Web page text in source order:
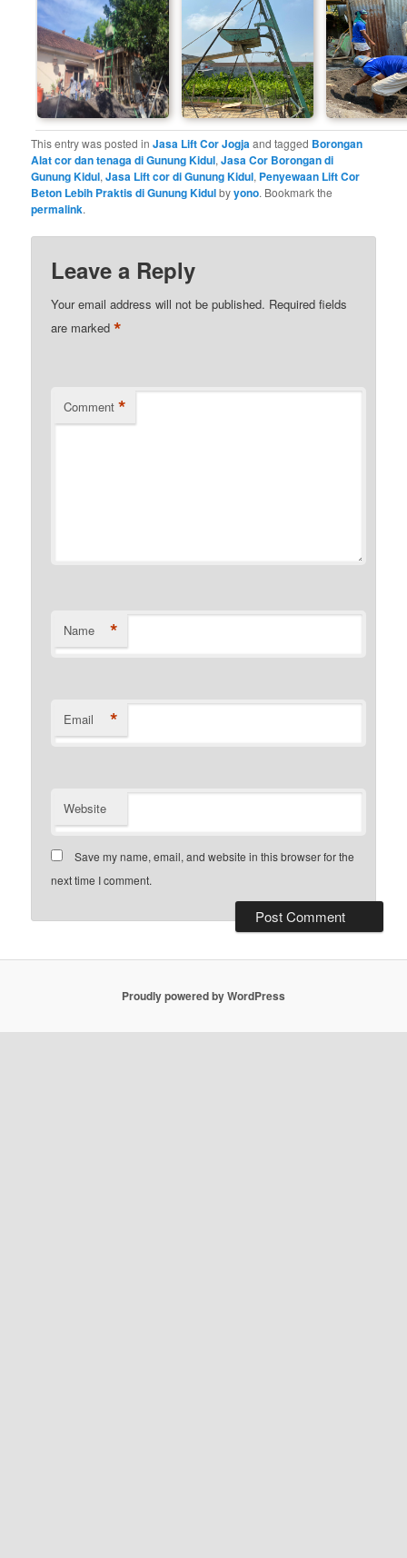
This entry was posted inJasa Lift Cor Jogja and tagged Borongan
Alat cor dan tenaga di Gunung Kidul,Jasa Cor Borongan di
Gunung Kidul,Jasa Lift cor di Gunung Kidul, Penyewaan Lift Cor
Beton Lebih Praktis di Gunung Kidulbyyono. Bookmark the
permalink.
Leave a Reply
Your email address will not be published. Required fields
are marked*
Comment *
Name *
Email *
Website
Save my name, email, and website in this browser for the
next time I comment.
Proudly powered by WordPress